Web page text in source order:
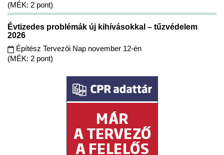
(MÉK: 2 pont)
Évtizedes problémák új kihívásokkal – tűzvédelem
2026
Építész Tervezői Nap november 12-én
(MÉK: 2 pont)